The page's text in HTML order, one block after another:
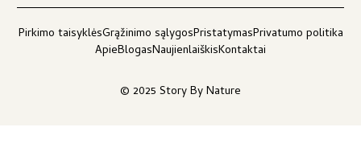
© 2025 Story By Nature
Pirkimo taisyklėsGrąžinimo sąlygosPristatymasPrivatumo politika
ApieBlogasNaujienlaiškisKontaktai